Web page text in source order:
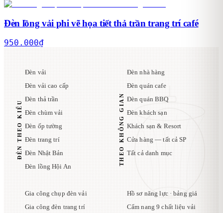
Đèn lồng vải phi vẽ họa tiết thả trần trang trí café
950.000₫
ĐÈN THEO KIỂU
Đèn vải
Đèn vải cao cấp
Đèn thả trần
Đèn chùm vải
Đèn ốp tường
Đèn trang trí
Đèn Nhật Bản
Đèn lồng Hội An
THEO KHÔNG GIAN
Đèn nhà hàng
Đèn quán cafe
Đèn quán BBQ
Đèn khách sạn
Khách sạn & Resort
Cửa hàng — tất cả SP
Tất cả danh mục
Gia công chụp đèn vải
Gia công đèn trang trí
Hồ sơ năng lực · bảng giá
Cẩm nang 9 chất liệu vải